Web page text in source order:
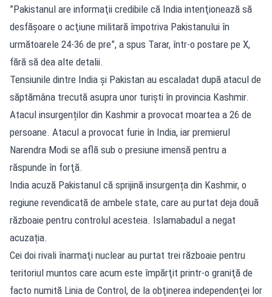
”Pakistanul are informaţii credibile că India intenţionează să
desfăşoare o acţiune militară împotriva Pakistanului în
următoarele 24-36 de pre”, a spus Tarar, într-o postare pe X,
fără să dea alte detalii.
Tensiunile dintre India şi Pakistan au escaladat după atacul de
săptămâna trecută asupra unor turiști în provincia Kashmir.
Atacul insurgenților din Kashmir a provocat moartea a 26 de
persoane. Atacul a provocat furie în India, iar premierul
Narendra Modi se află sub o presiune imensă pentru a
răspunde în forţă.
India acuză Pakistanul că sprijină insurgența din Kashmir, o
regiune revendicată de ambele state, care au purtat deja două
războaie pentru controlul acesteia. Islamabadul a negat
acuzația.
Cei doi rivali înarmaţi nuclear au purtat trei războaie pentru
teritoriul muntos care acum este împărţit printr-o graniţă de
facto numită Linia de Control, de la obţinerea independenţei lor